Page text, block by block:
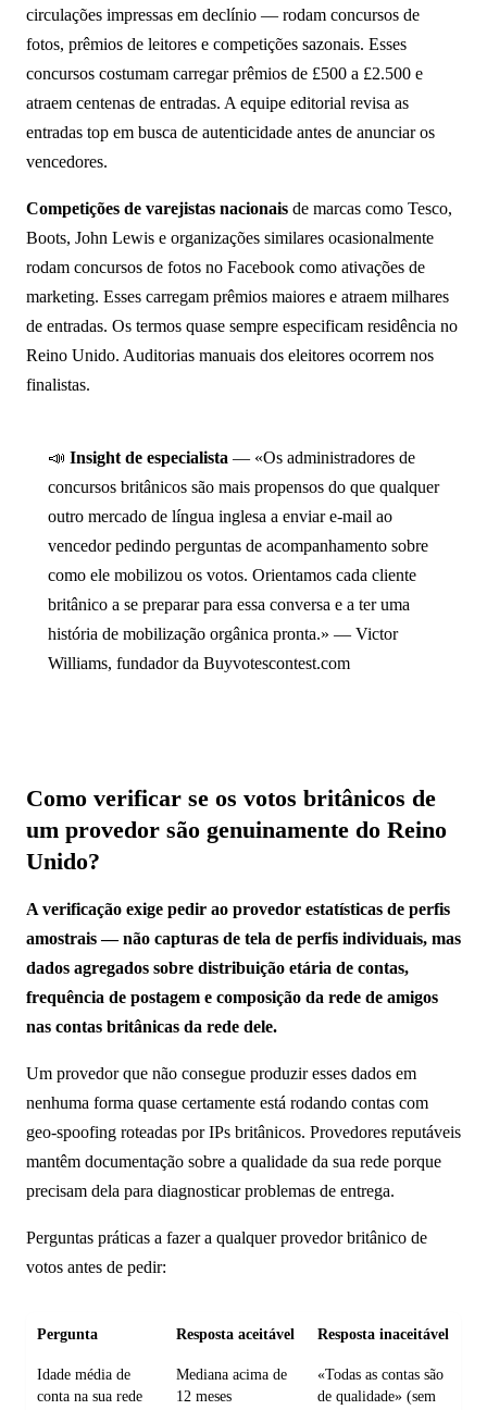
circulações impressas em declínio — rodam concursos de
fotos, prêmios de leitores e competições sazonais. Esses
concursos costumam carregar prêmios de £500 a £2.500 e
atraem centenas de entradas. A equipe editorial revisa as
entradas top em busca de autenticidade antes de anunciar os
vencedores.
Competições de varejistas nacionais de marcas como Tesco,
Boots, John Lewis e organizações similares ocasionalmente
rodam concursos de fotos no Facebook como ativações de
marketing. Esses carregam prêmios maiores e atraem milhares
de entradas. Os termos quase sempre especificam residência no
Reino Unido. Auditorias manuais dos eleitores ocorrem nos
finalistas.
📣 Insight de especialista — «Os administradores de
concursos britânicos são mais propensos do que qualquer
outro mercado de língua inglesa a enviar e-mail ao
vencedor pedindo perguntas de acompanhamento sobre
como ele mobilizou os votos. Orientamos cada cliente
britânico a se preparar para essa conversa e a ter uma
história de mobilização orgânica pronta.» — Victor
Williams, fundador da Buyvotescontest.com
Como verificar se os votos britânicos de
um provedor são genuinamente do Reino
Unido?
A verificação exige pedir ao provedor estatísticas de perfis
amostrais — não capturas de tela de perfis individuais, mas
dados agregados sobre distribuição etária de contas,
frequência de postagem e composição da rede de amigos
nas contas britânicas da rede dele.
Um provedor que não consegue produzir esses dados em
nenhuma forma quase certamente está rodando contas com
geo-spoofing roteadas por IPs britânicos. Provedores reputáveis
mantêm documentação sobre a qualidade da sua rede porque
precisam dela para diagnosticar problemas de entrega.
Perguntas práticas a fazer a qualquer provedor britânico de
votos antes de pedir:
Pergunta Resposta aceitável Resposta inaceitável
Idade média de
conta na sua rede
Mediana acima de
12 meses
«Todas as contas são
de qualidade» (sem